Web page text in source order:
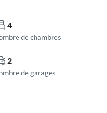
4
de chambres
2
de garages